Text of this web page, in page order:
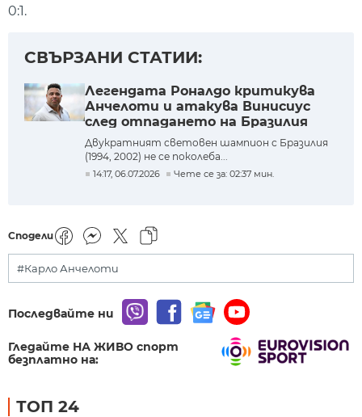
0:1.
СВЪРЗАНИ СТАТИИ:
Легeндата Роналдо критикува
Анчелоти и атакува Винисиус
след отпадането на Бразилия
Двукратният световен шампион с Бразилия
(1994, 2002) не се поколеба...
14:17, 06.07.2026 Чете се за: 02:37 мин.
Сподели
#Карло Анчелоти
Последвайте ни
Гледайте НА ЖИВО спорт
безплатно на:
ТОП 24